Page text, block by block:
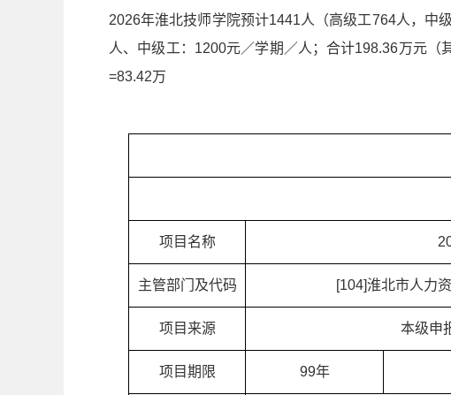
2026年淮北技师学院预计1441人（高级工764人，中
人、中级工：1200元／学期／人；合计198.36万元
=83.42万
项目名称
主管部门及代码 [104]淮北市人力
项目来源 本级申
项目期限 99年